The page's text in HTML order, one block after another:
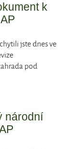
k
jste dnes ve
pod
národní